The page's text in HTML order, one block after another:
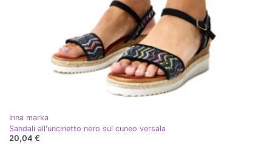
Inna marka
Sandali all'uncinetto nero sul cuneo versala
20,04 €